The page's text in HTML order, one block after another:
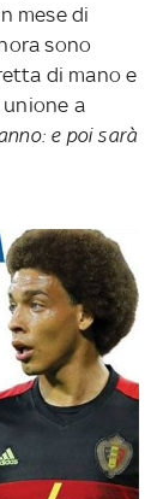
mese di
sono
di mano e
unione a
e poi sarà